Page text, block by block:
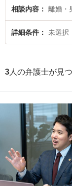
今すぐに弁護士に相談
近くの弁護士を検索し
る名古屋市西区内の弁
相談内容 離婚・
詳細条件 未選択
3 人の弁護士が見